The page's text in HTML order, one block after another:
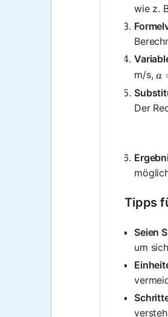
wie z.
m/s,a
a
Der
Tipps
Seien
um